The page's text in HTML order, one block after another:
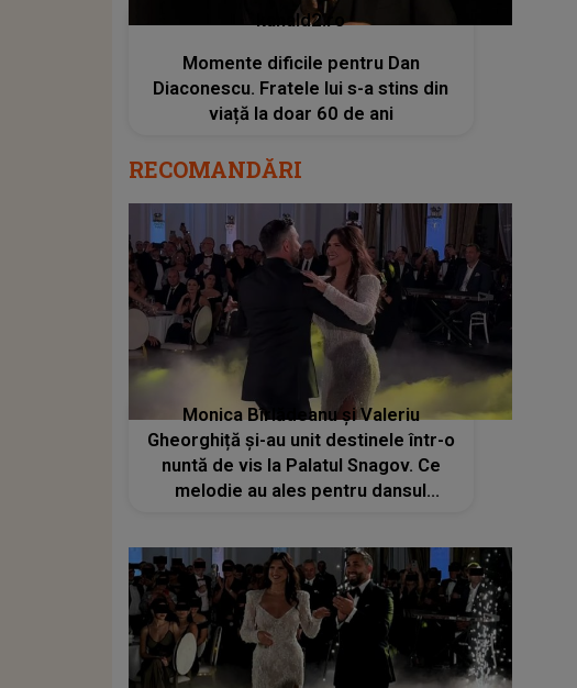
kanald2.ro
Momente dificile pentru Dan
Diaconescu. Fratele lui s-a stins din
viață la doar 60 de ani
RECOMANDĂRI
Monica Bîrlădeanu și Valeriu
Gheorghiță și-au unit destinele într-o
nuntă de vis la Palatul Snagov. Ce
melodie au ales pentru dansul